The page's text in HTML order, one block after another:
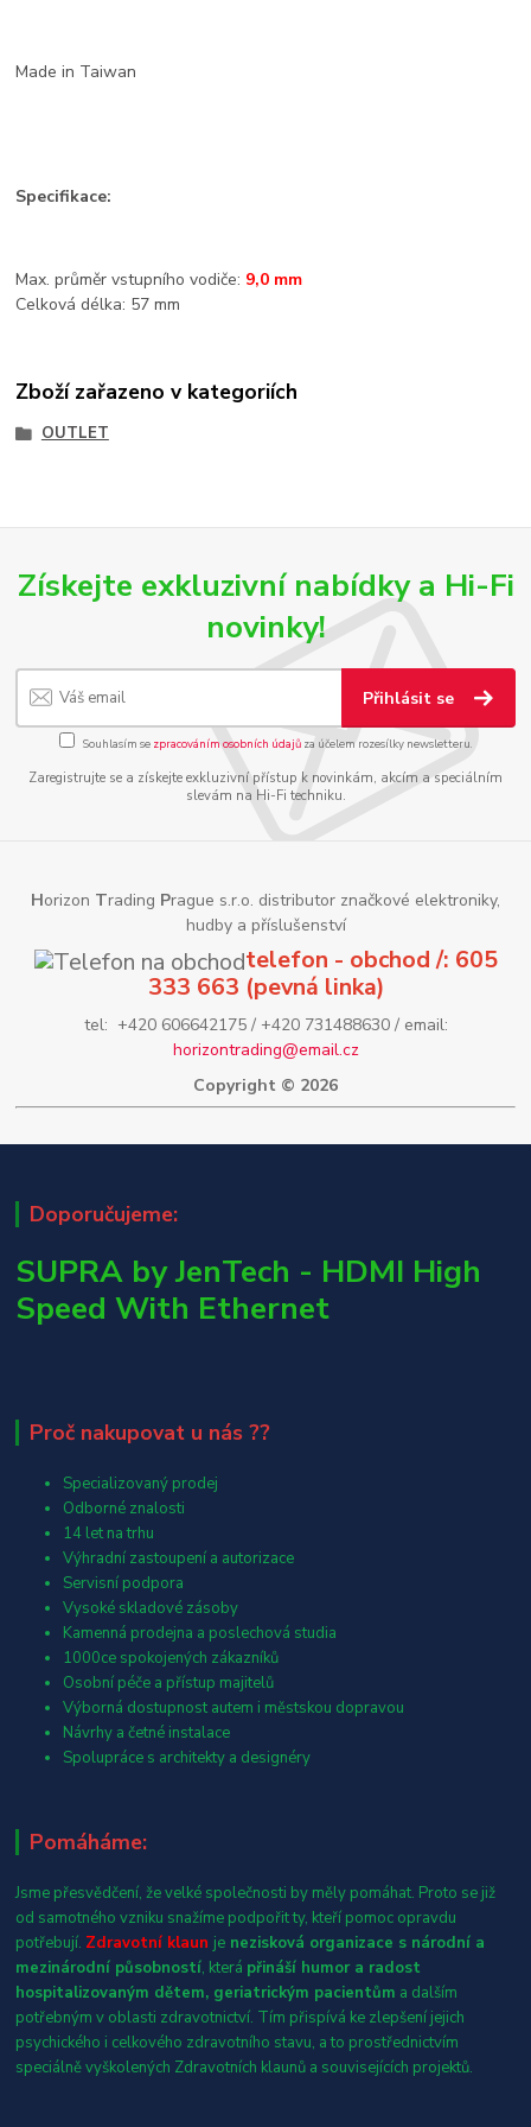
Made in Taiwan
Specifikace:
Max. průměr vstupního vodiče: 9,0 mm
Celková délka: 57 mm
Zboží zařazeno v kategoriích
OUTLET
Získejte exkluzivní nabídky a Hi-Fi
novinky!
Přihlásit se
Souhlasím se zpracováním osobních údajůza účelem rozesílky newsletteru.
Zaregistrujte se a získejte exkluzivní přístup k novinkám, akcím a speciálním
slevám na Hi-Fi techniku.
Horizon Trading Prague s.r.o. distributor značkové elektroniky,
hudby a příslušenství
telefon - obchod /: 605
333 663 (pevná linka)
tel: +420 606642175 / +420 731488630 / email:
horizontrading@email.cz
Copyright © 2026
Doporučujeme:
SUPRA by JenTech - HDMI High
Speed With Ethernet
Proč nakupovat u nás ??
Specializovaný prodej
Odborné znalosti
14 let na trhu
Výhradní zastoupení a autorizace
Servisní podpora
Vysoké skladové zásoby
Kamenná prodejna a poslechová studia
1000ce spokojených zákazníků
Osobní péče a přístup majitelů
Výborná dostupnost autem i městskou dopravou
Návrhy a četné instalace
Spolupráce s architekty a designéry
Pomáháme:
Jsme přesvědčení, že velké společnosti by měly pomáhat. Proto se již
od samotného vzniku snažíme podpořit ty, kteří pomoc opravdu
potřebují. Zdravotní klaun je nezisková organizace s národní a
mezinárodní působností, která přináší humor a radost
hospitalizovaným dětem, geriatrickým pacientům a dalším
potřebným v oblasti zdravotnictví. Tím přispívá ke zlepšení jejich
psychického i celkového zdravotního stavu, a to prostřednictvím
speciálně vyškolených Zdravotních klaunů a souvisejících projektů.